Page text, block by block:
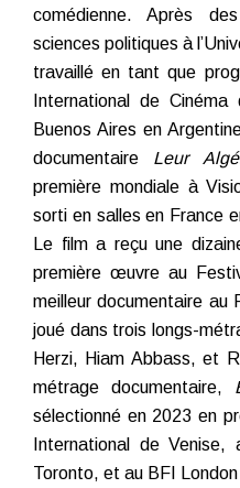
comédienne. Après
sciences politiques à
travaillé en tant que
International de
Buenos Aires en
documentaire Leur
première mondiale à
sorti en salles en France
Le film a reçu une
première œuvre au
meilleur documentaire au
joué dans trois longs-
Herzi, Hiam Abbass, et
métrage documentaire,
sélectionné en 2023 en
International de
Toronto, et au BFI